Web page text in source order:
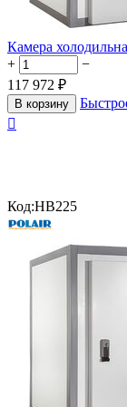
Камера
+
−
117 972 ₽
В корзину

Код:HB225